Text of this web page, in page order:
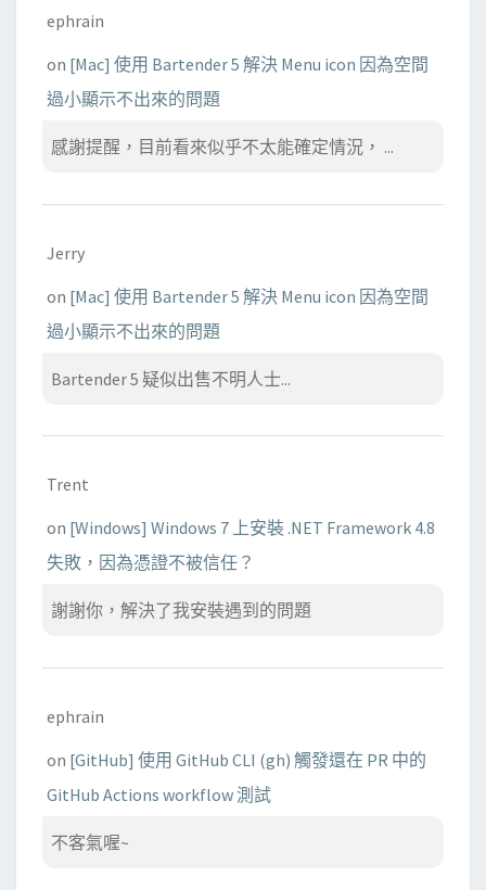
ephrain
on [Mac] 使用 Bartender 5 解決 Menu icon 因為空間
過小顯示不出來的問題
感謝提醒，目前看來似乎不太能確定情況， ...
Jerry
on [Mac] 使用 Bartender 5 解決 Menu icon 因為空間
過小顯示不出來的問題
Bartender 5 疑似出售不明人士...
Trent
on [Windows] Windows 7 上安裝 .NET Framework 4.8
失敗，因為憑證不被信任？
謝謝你，解決了我安裝遇到的問題
ephrain
on [GitHub] 使用 GitHub CLI (gh) 觸發還在 PR 中的
GitHub Actions workflow 測試
不客氣喔~